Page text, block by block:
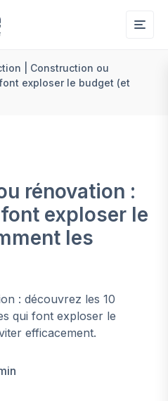
Construction ou
exploser le budget (et
rénovation :
exploser le
les
: découvrez les 10
qui font exploser le
efficacement.